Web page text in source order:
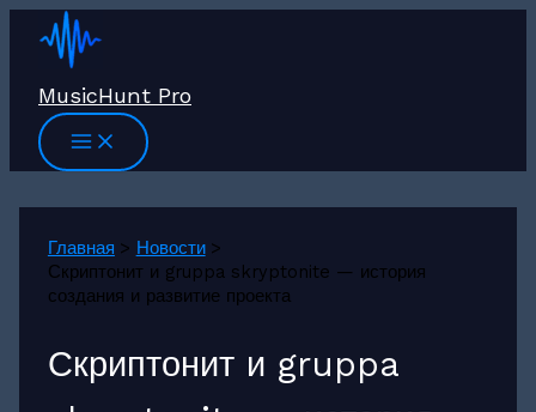
Перейти
MusicHunt Pro
Главная
Новости
Скриптонит и gruppa skryptonite — история
создания и развитие проекта
Скриптонит и gruppa